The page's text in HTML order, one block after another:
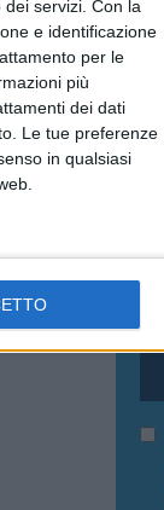
servizi. Con la
e identificazione
per le
più
dei dati
Le tue preferenze
in qualsiasi